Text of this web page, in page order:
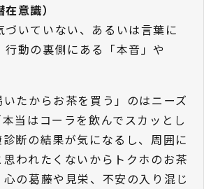
意識）
づいていない、あるいは言葉に
行動の裏側にある「本音」や
たからお茶を買う」のはニーズ
当はコーラを飲んでスカッとし
断の結果が気になるし、周囲に
思われたくないからトクホのお茶
の葛藤や見栄、不安の入り混じ